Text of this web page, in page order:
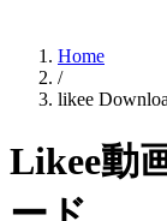
Home
/
likee
Likee動